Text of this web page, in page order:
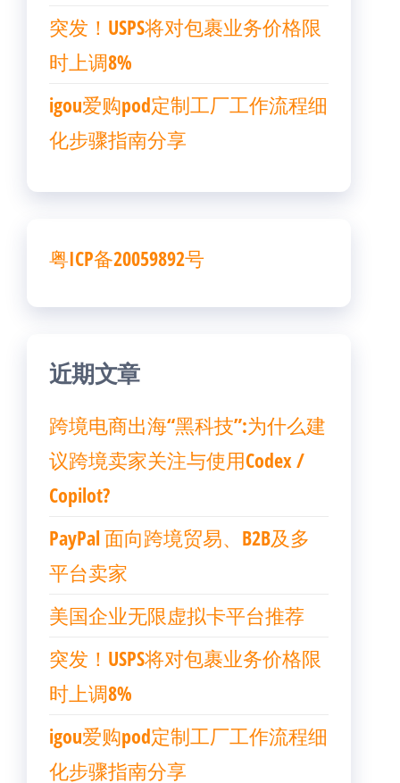
突发！USPS将对包裹业务价格限
时上调8%
igou爱购pod定制工厂工作流程细
化步骤指南分享
粤ICP备20059892号
近期文章
跨境电商出海“黑科技”:为什么建
议跨境卖家关注与使用Codex /
Copilot?
PayPal 面向跨境贸易、B2B及多
平台卖家
美国企业无限虚拟卡平台推荐
突发！USPS将对包裹业务价格限
时上调8%
igou爱购pod定制工厂工作流程细
化步骤指南分享